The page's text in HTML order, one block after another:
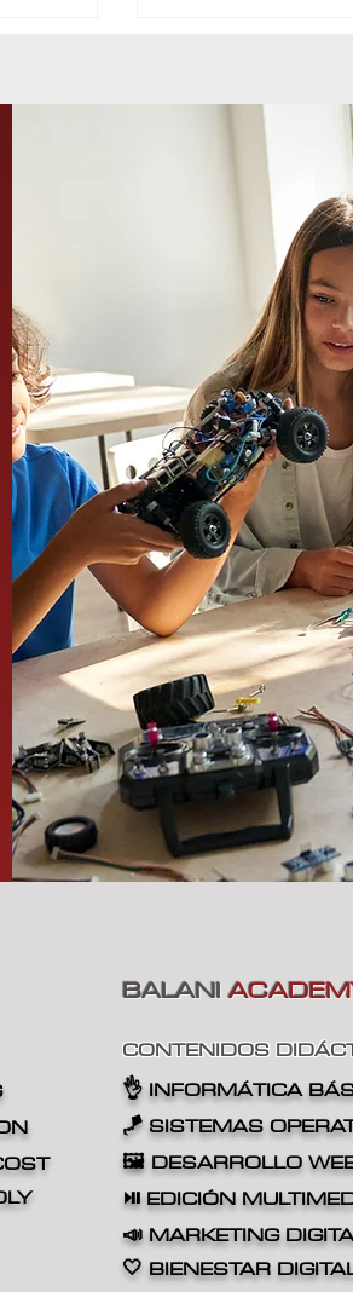
SOSTENIBLE
BALANI
CONTENIDOS
👌 INFORMÁTICA
🪁 SISTEMAS
🖼️ DESARROLLO
⏯️ EDICIÓN
📣 MARKETING
🤍 BIENESTAR